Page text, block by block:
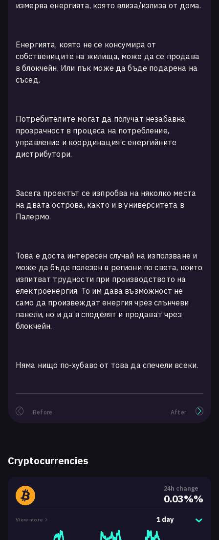
измерва енергията, която влиза/излиза от дома.
Енергията, която не се консумира от
собствениците на жилища, може да се продава
в блокчейн. Или пък може да бъде подарена на
съсед.
Потребителите могат да получат незабавна
прозрачност в процеса на потребление,
управление и координация с енергийните
дистрибутори.
Засега проектът се изпробва на няколко места
на двата острова, както и в университета в
Палермо.
Това е доста интересен случай на използване и
може да бъде полезен в региони по света, които
изпитват трудности при производството на
електроенергия. То им дава възможност не
само да произвеждат енергия чрез слънчеви
панели, но и да я споделят и продават чрез
блокчейн.
Няма нищо по-хубаво от това да спечели всеки.
Before After
Cryptocurrencies
24h change
0.03%%
View more 1 day